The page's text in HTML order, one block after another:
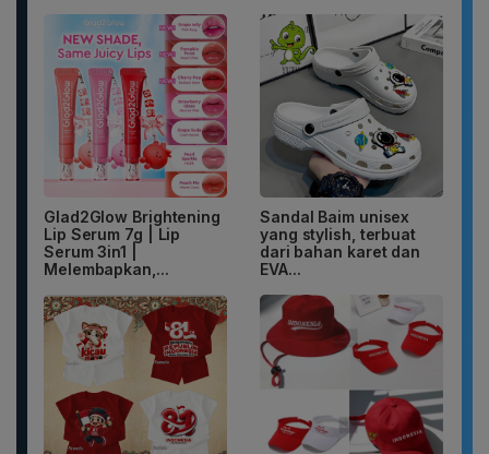
Glad2Glow Brightening
Lip Serum 7g | Lip
Serum 3in1 |
Melembapkan,...
Sandal Baim unisex
yang stylish, terbuat
dari bahan karet dan
EVA...